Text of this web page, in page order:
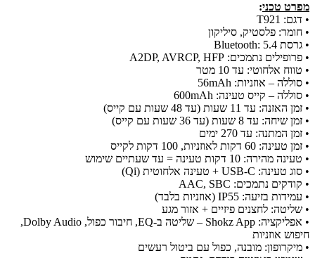
מפרט טכני:
• דגם: T921
• חומר: פלסטיק, סיליקון
• גרסת Bluetooth: 5.4
• פרופילים נתמכים: A2DP, AVRCP, HFP
• טווח אלחוטי: עד 10 מטר
• סוללה – אוזניות: ‎56mAh
• סוללה – קייס טעינה: ‎600mAh
• זמן האזנה: עד 11 שעות (עד 48 שעות עם קייס)
• זמן שיחה: עד 8 שעות (עד 36 שעות עם קייס)
• זמן המתנה: עד 270 ימים
• זמן טעינה: 60 דקות לאוזניות, 100 דקות לקייס
• טעינה מהירה: 10 דקות טעינה = עד שעתיים שימוש
• סוג טעינה: USB-C + טעינה אלחוטית (Qi)
• קודקים נתמכים: AAC, SBC
• עמידות בזיעה: IP55 (אוזניות בלבד)
• שליטה: לחצנים פיזיים + אזור מגע
• אפליקציה: Shokz App – שליטה ב-EQ, חיבור כפול, Dolby Audio,
חיפוש אוזניות
• מיקרופון: מובנה, כפול עם ביטול רעשים